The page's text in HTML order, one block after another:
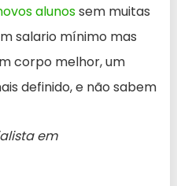
alunossem muitas
salario mínimo mas
corpo melhor, um
definido, e não sabem
em